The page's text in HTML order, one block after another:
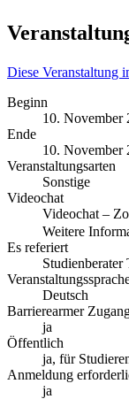
Diese Veranstaltung
Beginn
10. November
Ende
10. November
Veranstaltungsarten
Sonstige
Videochat
Videochat –
Weitere
Es referiert
Studienberater
Deutsch
Barrierearmer
ja
Öffentlich
ja, für
Anmeldung
ja